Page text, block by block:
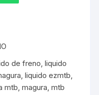
de freno,liquido
,liquido ezmtb,
mtb,magura,mtb